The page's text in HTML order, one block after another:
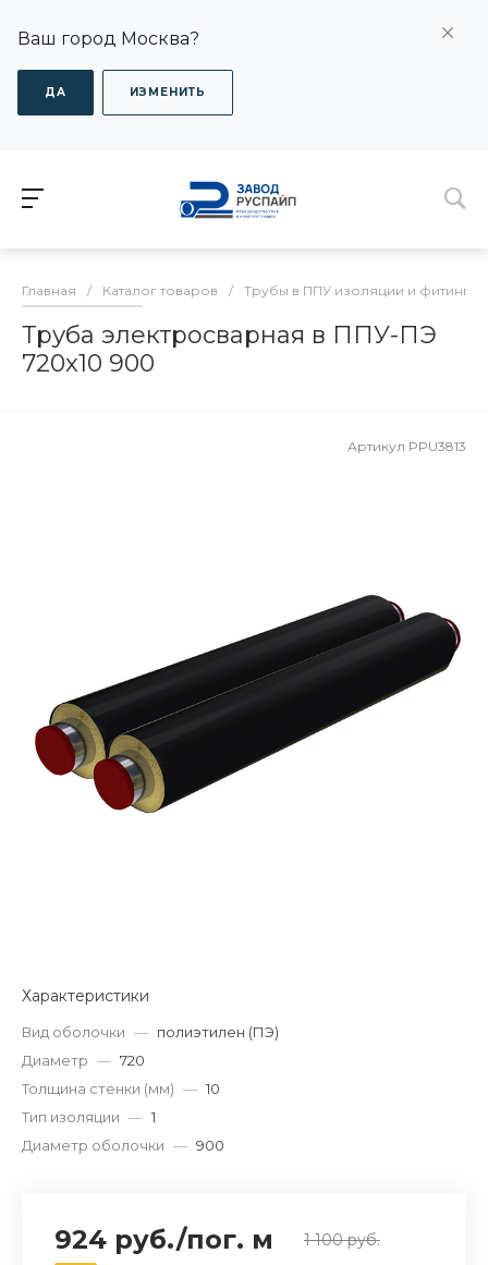
Ваш город Москва?
ДА ИЗМЕНИТЬ
Главная / Каталог товаров / Трубы в ППУ изоляции и фитинги
Труба электросварная в ППУ-ПЭ
720x10 900
Артикул PPU3813
Характеристики
Вид оболочки — полиэтилен (ПЭ)
Диаметр — 720
Толщина стенки (мм) — 10
Тип изоляции — 1
Диаметр оболочки — 900
924 руб./пог. м 1 100 руб.